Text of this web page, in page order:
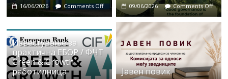
16/06/2026 Comments Off 09/06/2026 Comments Off
Известување за
практична ЕБОР / ФЧТ
Green & Growth
работилница
Јавен повик